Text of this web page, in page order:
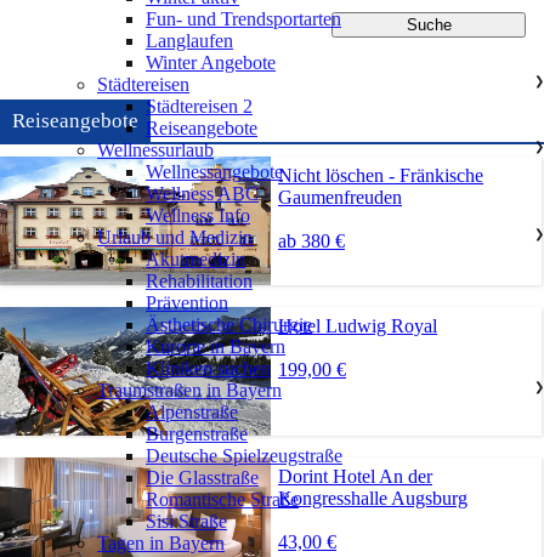
Reiseangebote
Nicht löschen - Fränkische
Gaumenfreuden
ab 380 €
Hotel Ludwig Royal
199,00 €
Dorint Hotel An der
Kongresshalle Augsburg
43,00 €
Fun- und Trendsportarten
Langlaufen
Winter Angebote
Städtereisen
❯
Städtereisen 2
Reiseangebote
Wellnessurlaub
❯
Wellnessangebote
Wellness ABC
Wellness Info
Urlaub und Medizin
❯
Akutmedizin
Rehabilitation
Prävention
Ästhetische Chirurgie
Kurorte in Bayern
Kliniken suchen
Traumstraßen in Bayern
❯
Alpenstraße
Burgenstraße
Deutsche Spielzeugstraße
Die Glasstraße
Romantische Straße
Sisi Straße
Tagen in Bayern